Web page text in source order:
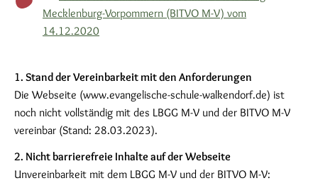
Mecklenburg-Vorpommern (BITVO M-V) vom
14.12.2020
1. Stand der Vereinbarkeit mit den Anforderungen
Die Webseite (www.evangelische-schule-walkendorf.de) ist
noch nicht vollständig mit des LBGG M-V und der BITVO M-V
vereinbar (Stand: 28.03.2023).
2. Nicht barrierefreie Inhalte auf der Webseite
Unvereinbarkeit mit dem LBGG M-V und der BITVO M-V: